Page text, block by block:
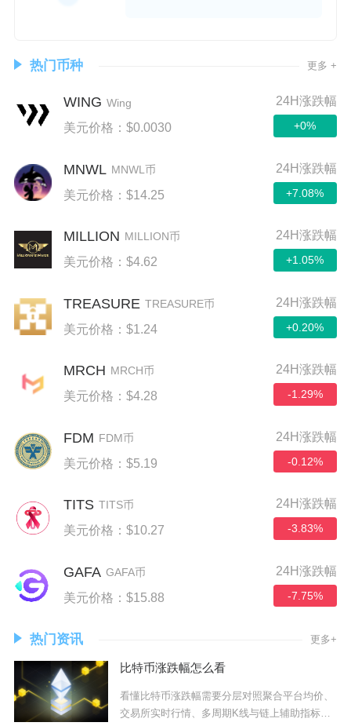
热门币种 更多 +
WING Wing
美元价格：$0.0030
24H涨跌幅
+0%
MNWL MNWL币
美元价格：$14.25
24H涨跌幅
+7.08%
MILLION MILLION币
美元价格：$4.62
24H涨跌幅
+1.05%
TREASURE TREASURE币
美元价格：$1.24
24H涨跌幅
+0.20%
MRCH MRCH币
美元价格：$4.28
24H涨跌幅
-1.29%
FDM FDM币
美元价格：$5.19
24H涨跌幅
-0.12%
TITS TITS币
美元价格：$10.27
24H涨跌幅
-3.83%
GAFA GAFA币
美元价格：$15.88
24H涨跌幅
-7.75%
热门资讯 更多+
比特币涨跌幅怎么看
看懂比特币涨跌幅需要分层对照聚合平台均价、
交易所实时行情、多周期K线与链上辅助指标，